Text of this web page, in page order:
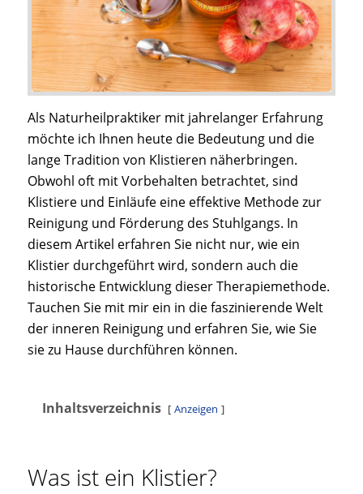
Als Naturheilpraktiker mit jahrelanger Erfahrung
möchte ich Ihnen heute die Bedeutung und die
lange Tradition von Klistieren näherbringen.
Obwohl oft mit Vorbehalten betrachtet, sind
Klistiere und Einläufe eine effektive Methode zur
Reinigung und Förderung des Stuhlgangs. In
diesem Artikel erfahren Sie nicht nur, wie ein
Klistier durchgeführt wird, sondern auch die
historische Entwicklung dieser Therapiemethode.
Tauchen Sie mit mir ein in die faszinierende Welt
der inneren Reinigung und erfahren Sie, wie Sie
sie zu Hause durchführen können.
Inhaltsverzeichnis Anzeigen
Was ist ein Klistier?